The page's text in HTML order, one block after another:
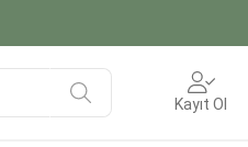
Ara Kayıt Ol